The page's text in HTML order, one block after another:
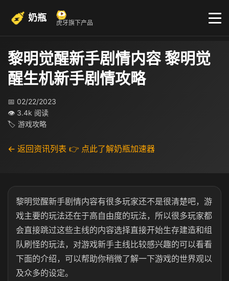
奶瓶 虎牙旗下产品
黎明觉醒新手剧情内容 黎明觉
醒生机新手剧情攻略
📅 02/22/2023
👁 3.4k 阅读
🏷 游戏攻略
← 返回资讯列表 👉 点此了解奶瓶加速器
黎明觉醒新手剧情内容有很多玩家还不是很清楚吧，游
戏主要的玩法还在于高自由度的玩法，所以很多玩家都
会直接跳过这些主线的内容选择直接开始生存建造和组
队刷怪的玩法，对游戏新手主线比较感兴趣的可以看看
下面的介绍，可以帮助你稍微了解一下游戏的世界观以
及众多的设定。